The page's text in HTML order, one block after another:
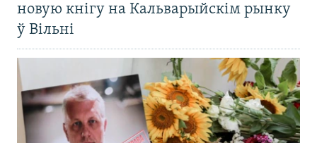
новую кнігу на Кальварыйскім рынку
ў Вільні